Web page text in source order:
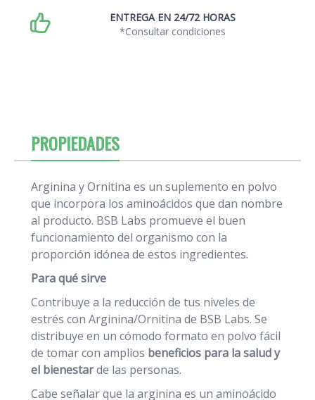
ENTREGA EN 24/72 HORAS
*Consultar condiciones
PROPIEDADES
Arginina y Ornitina es un suplemento en polvo
que incorpora los aminoácidos que dan nombre
al producto. BSB Labs promueve el buen
funcionamiento del organismo con la
proporción idónea de estos ingredientes.
Para qué sirve
Contribuye a la reducción de tus niveles de
estrés con Arginina/Ornitina de BSB Labs. Se
distribuye en un cómodo formato en polvo fácil
de tomar con amplios beneficios para la salud y
el bienestarde las personas.
Cabe señalar que la arginina es un aminoácido